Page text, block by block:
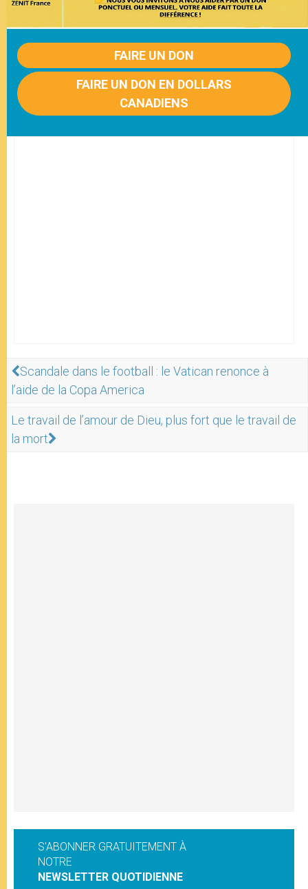
FAIRE UN DON
FAIRE UN DON EN DOLLARS
CANADIENS
Scandale dans le football : le Vatican renonce à
l’aide de la Copa America
Le travail de l’amour de Dieu, plus fort que le travail de
la mort
S'ABONNER GRATUITEMENT À
NOTRE
NEWSLETTER QUOTIDIENNE